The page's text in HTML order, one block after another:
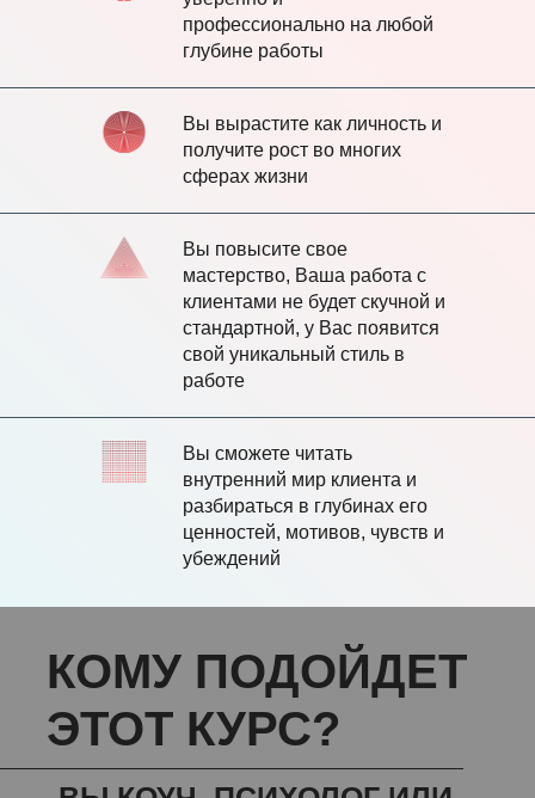
Вы сможете читать
внутренний мир клиента и
разбираться в глубинах его
ценностей, мотивов, чувств и
убеждений
профессионально на любой
глубине работы
Вы повысите свое
мастерство, Ваша работа с
клиентами не будет скучной и
стандартной, у Вас появится
свой уникальный стиль в
работе
Вы вырастите как личность и
получите рост во многих
сферах жизни
КОМУ ПОДОЙДЕТ
ЭТОТ КУРС?